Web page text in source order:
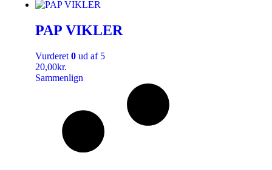
PAP VIKLER
Vurderet 0 ud af 5
20,00kr.
Sammenlign